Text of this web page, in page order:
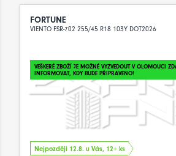
FORTUNE
VIENTO FSR-702 255/45 R18 103Y DOT2026
VEŠKERÉ ZBOŽÍ JE MOŽNÉ VYZVEDOUT V OLOMOUCI
INFORMOVAT, KDY BUDE PŘIPRAVENO!
Nejpozději 12.8. u Vás, 12+ ks